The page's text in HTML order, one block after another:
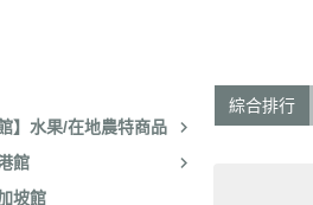
館】水果/在地農特商品
館
坡館
綜合排行